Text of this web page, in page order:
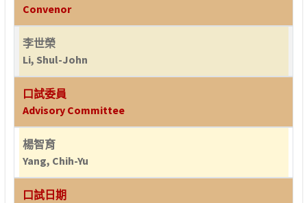
Convenor
李世榮
Li, Shul-John
口試委員
Advisory Committee
楊智育
Yang, Chih-Yu
口試日期